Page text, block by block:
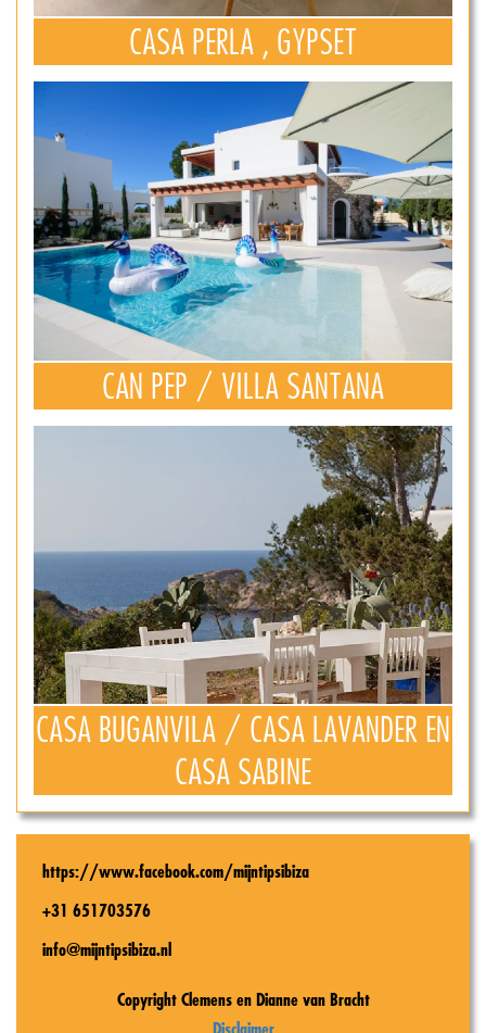
CASA PERLA , GYPSET
CAN PEP / VILLA SANTANA
CASA BUGANVILA / CASA LAVANDER EN
CASA SABINE
https://www.facebook.com/mijntipsibiza
+31 651703576
info@mijntipsibiza.nl
Copyright Clemens en Dianne van Bracht
Disclaimer